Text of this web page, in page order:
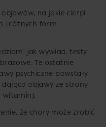
na jakie cierpi
i różnych form
jak wywiad, testy
Te ostatnie
psychiczne powstały
objawy ze strony
witamin).
że chory może zrobić